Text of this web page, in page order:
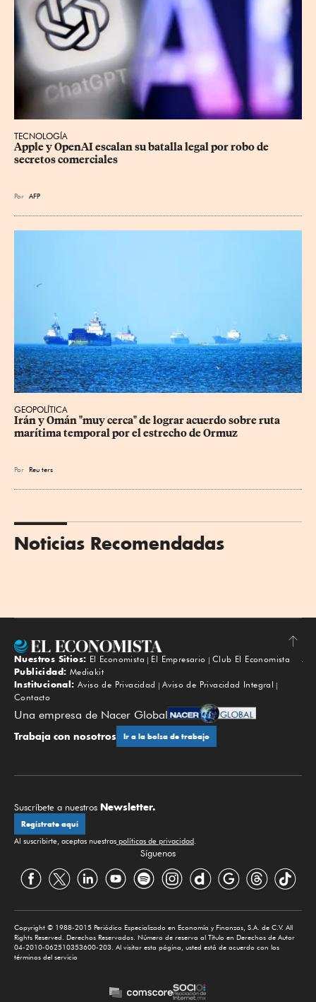
TECNOLOGÍA
Apple y OpenAI escalan su batalla legal por robo de
secretos comerciales
Por AFP
GEOPOLÍTICA
Irán y Omán "muy cerca" de lograr acuerdo sobre ruta
marítima temporal por el estrecho de Ormuz
Por Reu ters
Noticias Recomendadas
Subir
Nuestros Sitios: El Economista El Empresario
Club El Economista
Publicidad: Mediakit
Institucional: Aviso de Privacidad
Aviso de Privacidad Integral
Contacto
Una empresa de Nacer Global
Trabaja con nosotros Ir a la bolsa de trabajo
Suscríbete a nuestros Newsletter.
Regístrate aquí
Al suscribirte, aceptas nuestras políticas de privacidad.
Síguenos
Copyright © 1988-2015 Periódico Especializado en Economía y Finanzas, S.A. de C.V. All
Rights Reserved. Derechos Reservados. Número de reserva al Título en Derechos de Autor
04-2010-062510353600-203. Al visitar esta página, usted está de acuerdo con los
términos del servicio